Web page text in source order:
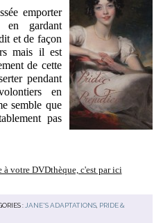
emporter
en gardant
et de façon
mais il est
de cette
pendant
en
semble que
pas
votre DVDthèque, c'est par ici
:JANE'S ADAPTATIONS, PRIDE &